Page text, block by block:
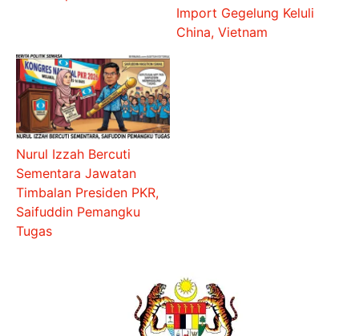
Import Gegelung Keluli
China, Vietnam
Nurul Izzah Bercuti
Sementara Jawatan
Timbalan Presiden PKR,
Saifuddin Pemangku
Tugas